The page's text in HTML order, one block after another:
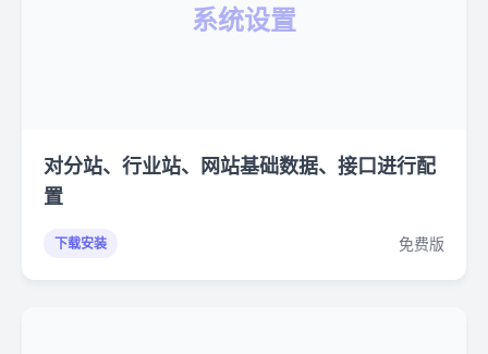
系统设置
对分站、行业站、网站基础数据、接口进行配
置
下载安装 免费版